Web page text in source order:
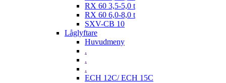
RX 60 3,5-5,0 t
RX 60 6,0-8,0 t
SXV-CB 10
Låglyftare
Huvudmeny
.
.
.
ECH 12C/ ECH 15C